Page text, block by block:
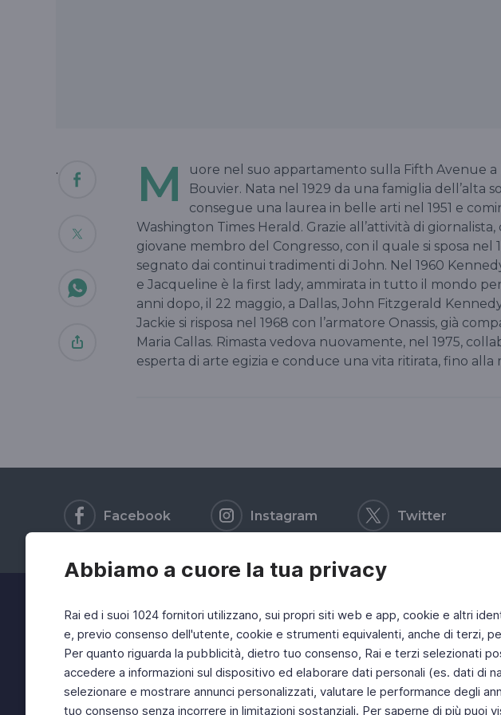
Abbiamo a cuore la tua privacy
Rai ed i suoi 1024 fornitori utilizzano, sui propri siti web e app, cookie e altri
e, previo consenso dell'utente, cookie e strumenti equivalenti, anche di terzi,
Per quanto riguarda la pubblicità, dietro tuo consenso, Rai e terzi selezionati
accedere a informazioni sul dispositivo ed elaborare dati personali (es. dati di
selezionare e mostrare annunci personalizzati, valutare le performance degli
tuo consenso senza incorrere in limitazioni sostanziali. Per saperne di più puoi
. M
uore nel suo appartamento sulla Fifth Avenue
Bouvier. Nata nel 1929 da una famiglia dell’alta
consegue una laurea in belle arti nel 1951 e
Washington Times Herald. Grazie all’attività di
giovane membro del Congresso, con il quale si sposa nel
segnato dai continui tradimenti di John. Nel 1960
e Jacqueline è la first lady, ammirata in tutto il mondo
anni dopo, il 22 maggio, a Dallas, John Fitzgerald
Jackie si risposa nel 1968 con l’armatore Onassis, già
Maria Callas. Rimasta vedova nuovamente, nel 1975,
esperta di arte egizia e conduce una vita ritirata, fino alla
Facebook Instagram Twitter